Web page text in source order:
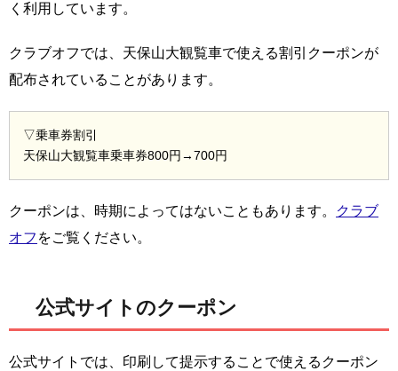
く利用しています。
クラブオフでは、天保山大観覧車で使える割引クーポンが
配布されていることがあります。
▽乗車券割引
天保山大観覧車乗車券800円→700円
クーポンは、時期によってはないこともあります。
クラブ
オフ をご覧ください。
公式サイトのクーポン
公式サイトでは、印刷して提示することで使えるクーポン